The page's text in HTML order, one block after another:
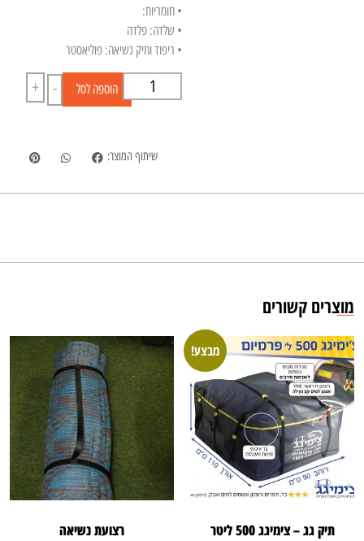
• חומריות:
• שלדה: פלדה
• ריפוד ותיק נשיאה: פוליאסטר
-
+ הוספה לסל
שיתוף המוצר:
מוצרים קשורים
מבצע!
תיק גג – צימיגג 500 ליטר רצועת נשיאה